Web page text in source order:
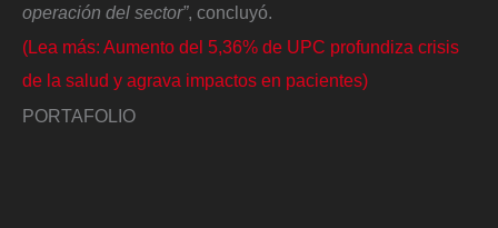
operación del sector”, concluyó.
(Lea más: Aumento del 5,36% de UPC profundiza crisis
de la salud y agrava impactos en pacientes)
PORTAFOLIO